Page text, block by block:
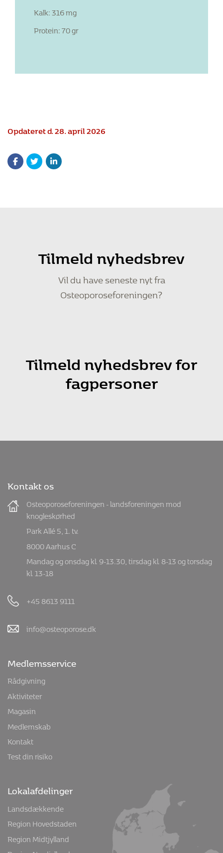
Kalk: 316 mg
Protein: 70 gr
Opdateret d. 28. april 2026
Tilmeld nyhedsbrev
Vil du have seneste nyt fra
Osteoporoseforeningen?
Tilmeld nyhedsbrev for
fagpersoner
Kontakt os
Osteoporoseforeningen - landsforeningen mod
knogleskørhed
Park Allé 5, 1. tv.
8000 Aarhus C
Mandag og onsdag kl. 9-13.30, tirsdag kl. 8-13 og torsdag
kl. 13-18
+45 8613 9111
info@osteoporose.dk
Medlemsservice
Rådgivning
Aktiviteter
Magasin
Medlemskab
Kontakt
Test din risiko
Lokalafdelinger
Landsdækkende
Region Hovedstaden
Region Midtjylland